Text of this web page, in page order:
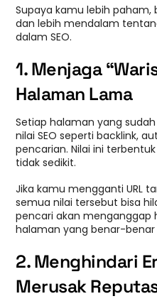
Supaya kamu lebih paham,
dan lebih mendalam
dalam SEO.
1. Menjaga
Halaman Lama
Setiap halaman yang
nilai SEO seperti backlink,
pencarian. Nilai ini
tidak sedikit.
Jika kamu mengganti URL
semua nilai tersebut bisa
pencari akan menganggap
halaman yang benar-benar
2. Menghindari
Merusak